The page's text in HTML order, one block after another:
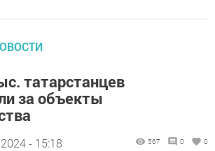
татарстанцев
за объекты
- 15:18 567 0 0